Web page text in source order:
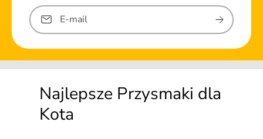
E-mail
Najlepsze Przysmaki dla
Kota